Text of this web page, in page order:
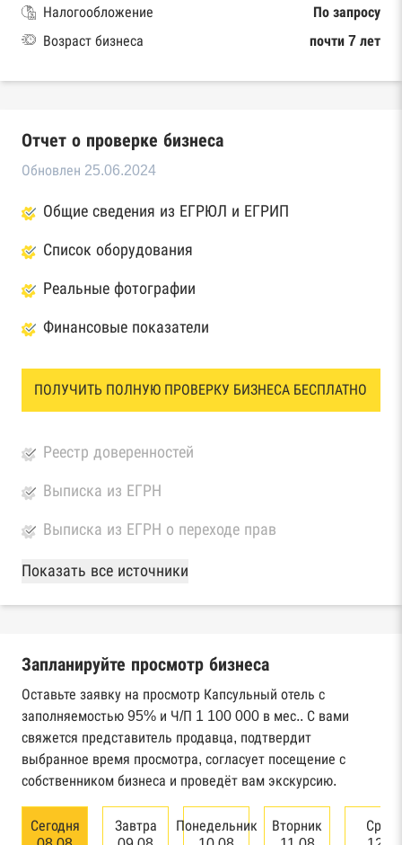
Налогообложение
По запросу
Возраст бизнеса
почти 7 лет
Отчет о проверке бизнеса
Обновлен 25.06.2024
Общие сведения из ЕГРЮЛ и ЕГРИП
Список оборудования
Реальные фотографии
Финансовые показатели
ПОЛУЧИТЬ ПОЛНУЮ ПРОВЕРКУ БИЗНЕСА БЕСПЛАТНО
Реестр доверенностей
Выписка из ЕГРН
Выписка из ЕГРН о переходе прав
База Росстата
Реестры ЕГРЮЛ и ЕГРИП Федеральной
Реестр государственных контрактов
Федерального казначейства
Картотека арбитражных дел Высшего
арбитражного суда
банкротстве юридических лиц
Показать все источники
Запланируйте просмотр бизнеса
Оставьте заявку на просмотр Капсульный отель с
заполняемостью 95% и Ч/П 1 100 000 в мес.. С вами
свяжется представитель продавца, подтвердит
выбранное время просмотра, согласует посещение с
собственником бизнеса и проведёт вам экскурсию.
Сегодня
Завтра
Понедельник
Вторник